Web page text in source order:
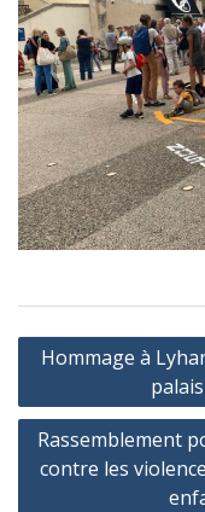
Navigation
l’article
Hommage à
Rassemblement
contre les